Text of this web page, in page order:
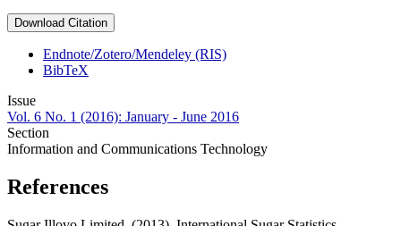
Download Citation
Endnote/Zotero/Mendeley (RIS)
BibTeX
Issue
Vol. 6 No. 1 (2016): January - June 2016
Section
Information and Communications Technology
References